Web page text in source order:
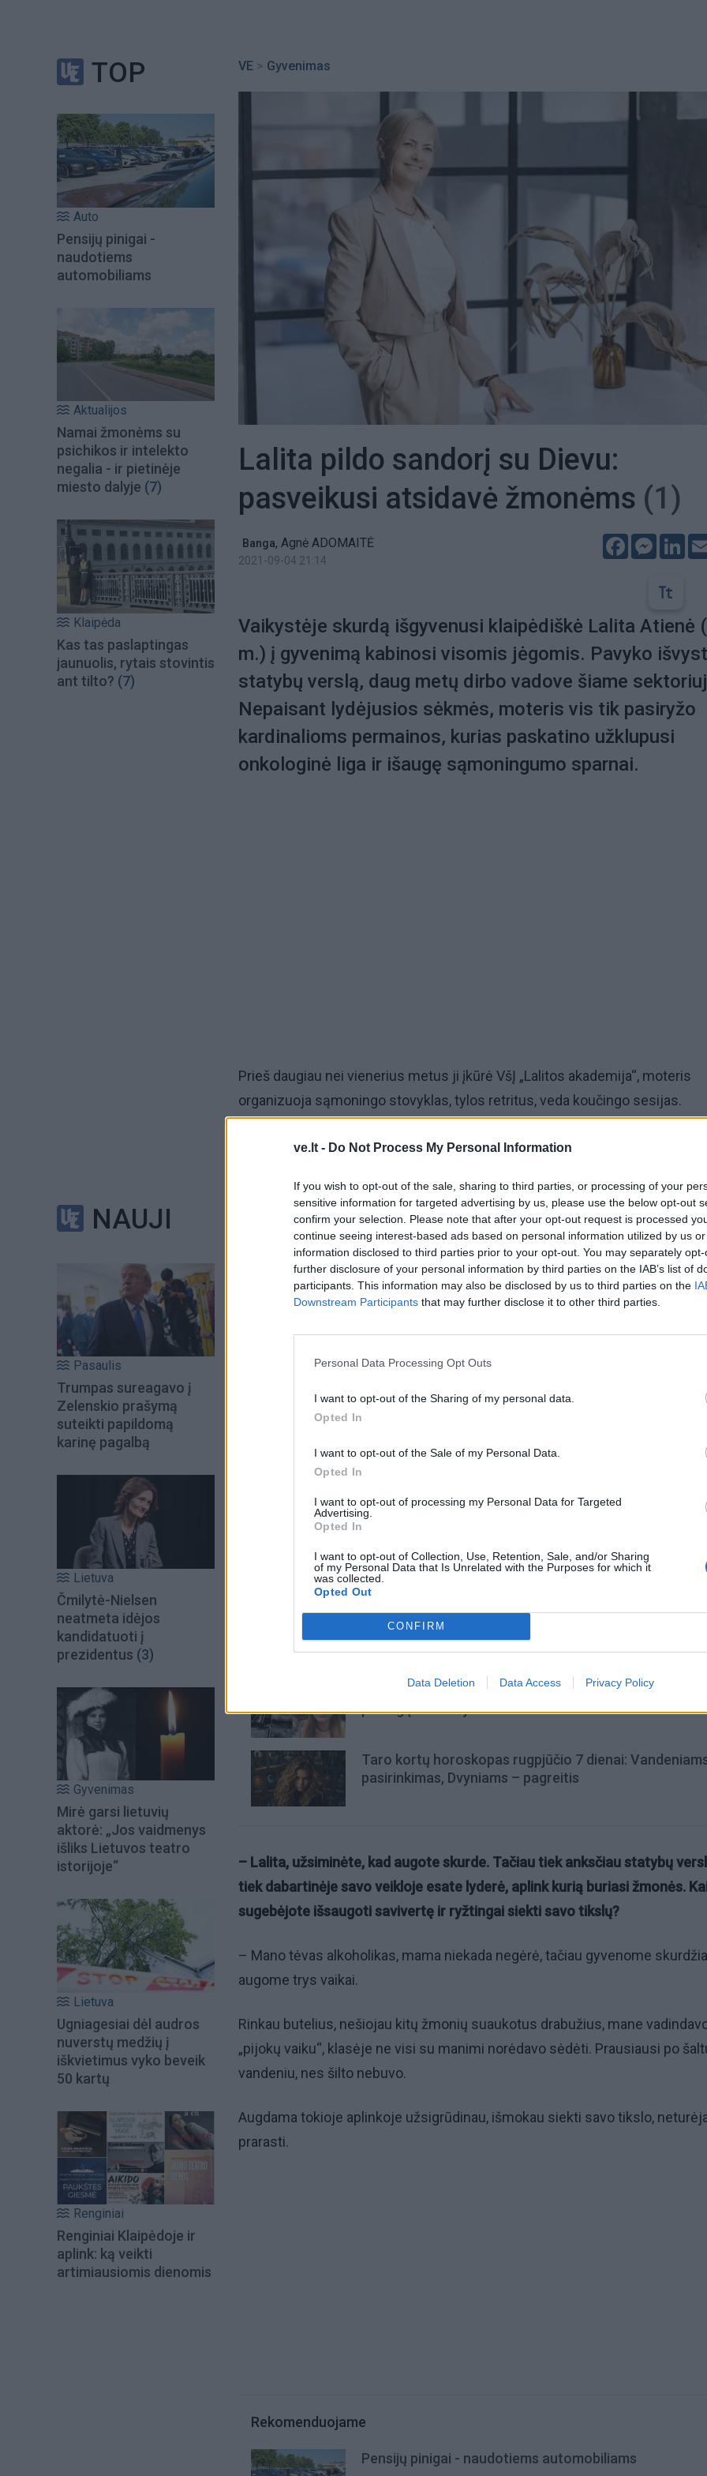
ve.lt - Do Not Process My Personal Information
If you wish to opt-out of the sale, sharing to third parties, or processing of your
sensitive information for targeted advertising by us, please use the below opt-out
confirm your selection. Please note that after your opt-out request is processed
continue seeing interest-based ads based on personal information utilized by us
information disclosed to third parties prior to your opt-out. You may separately
further disclosure of your personal information by third parties on the IAB’s list of
participants. This information may also be disclosed by us to third parties on the
Downstream Participants that may further disclose it to other third parties.
Personal Data Processing Opt Outs
I want to opt-out of the Sharing of my personal data.
Opted In
I want to opt-out of the Sale of my Personal Data.
Opted In
I want to opt-out of processing my Personal Data for Targeted
Advertising.
Opted In
I want to opt-out of Collection, Use, Retention, Sale, and/or Sharing
of my Personal Data that Is Unrelated with the Purposes for which it
was collected.
Opted Out
CONFIRM
Data Deletion Data Access Privacy Policy
TOP
Auto
Pensijų pinigai -
naudotiems
automobiliams
Aktualijos
Namai žmonėms su
psichikos ir intelekto
negalia - ir pietinėje
miesto dalyje (7)
Klaipėda
Kas tas paslaptingas
jaunuolis, rytais stovintis
ant tilto? (7)
NAUJI
Pasaulis
Trumpas sureagavo į
Zelenskio prašymą
suteikti papildomą
karinę pagalbą
Lietuva
Čmilytė-Nielsen
neatmeta idėjos
kandidatuoti į
prezidentus (3)
Gyvenimas
Mirė garsi lietuvių
aktorė: „Jos vaidmenys
išliks Lietuvos teatro
istorijoje“
Lietuva
Ugniagesiai dėl audros
nuverstų medžių į
iškvietimus vyko beveik
50 kartų
Renginiai
Renginiai Klaipėdoje ir
aplink: ką veikti
artimiausiomis dienomis
VE > Gyvenimas
Lalita pildo sandorį su Dievu:
pasveikusi atsidavė žmonėms (1)
Banga, Agnė ADOMAITĖ
2021-09-04 21:14
Facebook
Vaikystėje skurdą išgyvenusi klaipėdiškė Lalita Atienė
m.) į gyvenimą kabinosi visomis jėgomis. Pavyko
statybų verslą, daug metų dirbo vadove šiame
Nepaisant lydėjusios sėkmės, moteris vis tik pasiryžo
kardinalioms permainos, kurias paskatino užklupusi
onkologinė liga ir išaugę sąmoningumo sparnai.
Prieš daugiau nei vienerius metus ji įkūrė VšĮ „Lalitos akademija“, moteris
organizuoja sąmoningo stovyklas, tylos retritus, veda koučingo sesijas.
Yra jogos mokytoja, sąmoningo kvėpavimo instruktorė, meditacijų vedlė.
Apie nueitą kelią ji mielai sutiko papasakoti ir skaitytojams.
Šiandien galiu drąsiai pasakyti, kad esu nubudusi. Suvokiu, kad viskas yra
jokio skirstymo, kritikos.
Kiekvieno situacija nėra nei gera, nei bloga, tai patirtis, kurią turime
Šiuo metu skaitomiausi
Aiškiaregės pranašystė: numatė katastrofišką karo
pabaigą Ukrainoje
Taro kortų horoskopas rugpjūčio 7 dienai:
pasirinkimas, Dvyniams – pagreitis
– Lalita, užsiminėte, kad augote skurde. Tačiau tiek anksčiau statybų
tiek dabartinėje savo veikloje esate lyderė, aplink kurią buriasi žmonės.
sugebėjote išsaugoti savivertę ir ryžtingai siekti savo tikslų?
– Mano tėvas alkoholikas, mama niekada negėrė, tačiau gyvenome
augome trys vaikai.
Rinkau butelius, nešiojau kitų žmonių suaukotus drabužius, mane
„pijokų vaiku“, klasėje ne visi su manimi norėdavo sėdėti. Prausiausi po
vandeniu, nes šilto nebuvo.
Augdama tokioje aplinkoje užsigrūdinau, išmokau siekti savo tikslo,
prarasti.
Rekomenduojame
Pensijų pinigai - naudotiems automobiliams